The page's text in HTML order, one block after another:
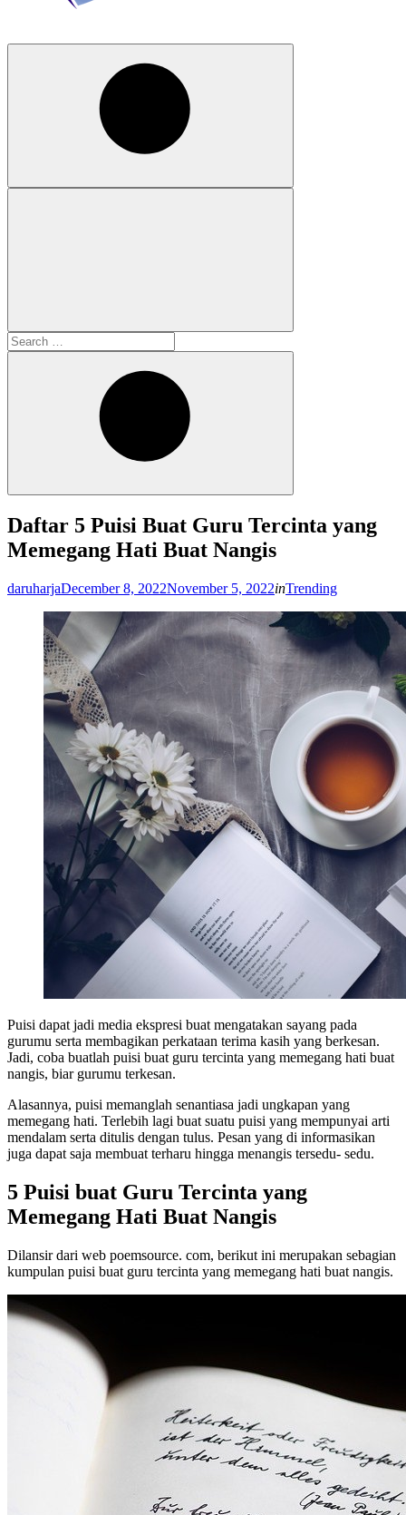
Search
for:
Search
Daftar 5 Puisi Buat Guru Tercinta yang
Memegang Hati Buat Nangis
daruharjaPosted
December 8, 2022November 5, 2022inTrending
Puisi dapat jadi media ekspresi buat mengatakan sayang pada
gurumu serta membagikan perkataan terima kasih yang berkesan.
Jadi, coba buatlah puisi buat guru tercinta yang memegang hati buat
nangis, biar gurumu terkesan.
Alasannya, puisi memanglah senantiasa jadi ungkapan yang
memegang hati. Terlebih lagi buat suatu puisi yang mempunyai arti
mendalam serta ditulis dengan tulus. Pesan yang di informasikan
juga dapat saja membuat terharu hingga menangis tersedu- sedu.
5 Puisi buat Guru Tercinta yang
Memegang Hati Buat Nangis
Dilansir dari web poemsource. com, berikut ini merupakan sebagian
kumpulan puisi buat guru tercinta yang memegang hati buat nangis.